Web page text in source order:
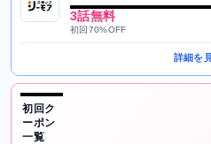
3話無料
初回70%OFF
詳細を
初回ク
ーポン
一覧